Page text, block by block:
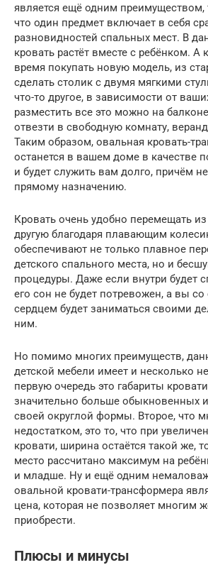
является ещё одним преимуществом,
что один предмет включает в себя
разновидностей спальных мест. В
кровать растёт вместе с ребёнком. А
время покупать новую модель, из
сделать столик с двумя мягкими
что-то другое, в зависимости от
разместить все это можно на
отвезти в свободную комнату,
Таким образом, овальная кровать-
останется в вашем доме в качестве
и будет служить вам долго, причём
прямому назначению.
Кровать очень удобно перемещать
другую благодаря плавающим
обеспечивают не только плавное
детского спального места, но и
процедуры. Даже если внутри будет
его сон не будет потревожен, а вы
сердцем будет заниматься своими
ним.
Но помимо многих преимуществ,
детской мебели имеет и несколько
первую очередь это габариты
значительно больше обыкновенных
своей округлой формы. Второе, что
недостатком, это то, что при
кровати, ширина остаётся такой же,
место рассчитано максимум на
и младше. Ну и ещё одним
овальной кровати-трансформера
цена, которая не позволяет многим
приобрести.
Плюсы и минусы